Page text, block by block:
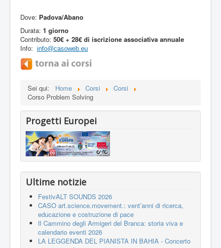
Dove: Padova/Abano
Durata: 1 giorno
Contributo: 50€ + 28€ di iscrizione associativa annuale
Info: info@casoweb.eu
Sei qui: Home Corsi
Corsi
Corso Problem Solving
Progetti Europei
Ultime notizie
FestivALT SOUNDS 2026
CASO art.science.movement.: vent’anni di ricerca,
educazione e costruzione di pace
Il Cammino degli Armigeri del Branca: storia viva e
calendario eventi 2026
LA LEGGENDA DEL PIANISTA IN BAHIA - Concerto